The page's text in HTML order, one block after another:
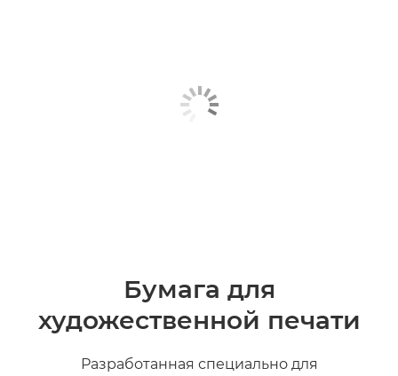
Бумага для
художественной печати
Разработанная специально для